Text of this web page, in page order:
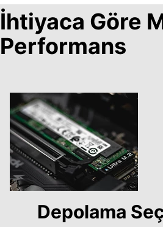
İhtiyaca Göre
Performans
Depolama